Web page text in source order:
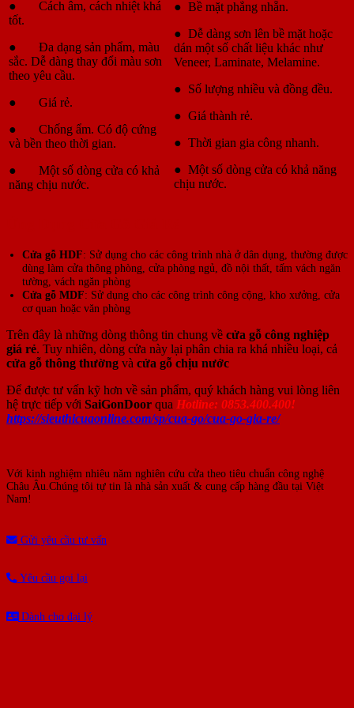
● Cách âm, cách nhiệt khá
tốt.
● Đa dạng sản phẩm, màu
sắc. Dễ dàng thay đổi màu sơn
theo yêu cầu.
● Giá rẻ.
● Chống ẩm. Có độ cứng
và bền theo thời gian.
● Một số dòng cửa có khả
năng chịu nước.
● Bề mặt phẳng nhẵn.
● Dễ dàng sơn lên bề mặt hoặc
dán một số chất liệu khác như
Veneer, Laminate, Melamine.
● Số lượng nhiều và đồng đều.
● Giá thành rẻ.
● Thời gian gia công nhanh.
● Một số dòng cửa có khả năng
chịu nước.
Cửa gỗ HDF: Sử dụng cho các công trình nhà ở dân dụng, thường được
dùng làm cửa thông phòng, cửa phòng ngủ, đồ nội thất, tấm vách ngăn
tường, vách ngăn phòng
Cửa gỗ MDF: Sử dụng cho các công trình công cộng, kho xưởng, cửa
cơ quan hoặc văn phòng
Trên đây là những dòng thông tin chung về cửa gỗ công nghiệp
giá rẻ. Tuy nhiên, dòng cửa này lại phân chia ra khá nhiều loại, cả
cửa gỗ thông thường và cửa gỗ chịu nước
Để được tư vấn kỹ hơn về sản phẩm, quý khách hàng vui lòng liên
hệ trực tiếp với SaiGonDoor qua Hotline: 0853.400.400!
https://sieuthicuaonline.com/sp/cua-go/cua-go-gia-re/
Với kinh nghiệm nhiêu năm nghiên cứu cửa theo tiêu chuẩn công nghệ
Châu Âu.Chúng tôi tự tin là nhà sản xuất & cung cấp hàng đầu tại Việt
Nam!
Gửi yêu cầu tư vấn
Yêu cầu gọi lại
Dành cho đại lý